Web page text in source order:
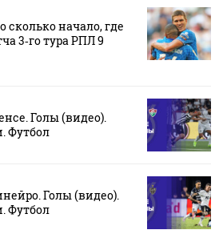
сколько начало, где
3‑го тура РПЛ 9
Голы (видео).
Футбол
Голы (видео).
Футбол